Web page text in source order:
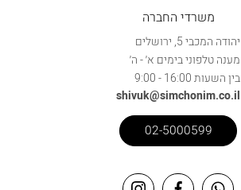
משרדי החברה
יהודה המכבי 5, ירושלים
מענה טלפוני בימים א׳ - ה׳
בין השעות 16:00 - 9:00
shivuk@simchonim.co.il
02-5000599